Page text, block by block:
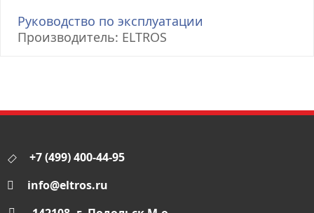
Руководство по эксплуатации
Производитель: ELTROS
+7 (499) 400-44-95
info@eltros.ru